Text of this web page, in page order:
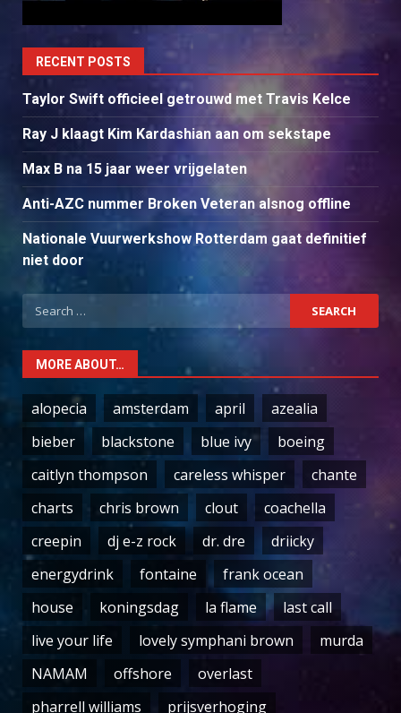
RECENT POSTS
Taylor Swift officieel getrouwd met Travis Kelce
Ray J klaagt Kim Kardashian aan om sekstape
Max B na 15 jaar weer vrijgelaten
Anti-AZC nummer Broken Veteran alsnog offline
Nationale Vuurwerkshow Rotterdam gaat definitief
niet door
Search
for:
MORE ABOUT…
alopecia amsterdam april
azealia
bieber
blackstone blue ivy
boeing
caitlyn thompson
careless whisper
chante
charts
chris brown clout
coachella
creepin
dj e-z rock dr. dre
driicky
energydrink
fontaine
frank ocean
house
koningsdag la flame
last call
live your life
lovely symphani brown
murda
NAMAM
offshore
overlast
pharrell williams
prijsverhoging